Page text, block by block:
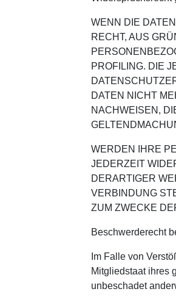
WENN DIE
RECHT, AUS
PROFILING. DIE
DATEN NICHT
NACHWEISEN,
WERDEN IHRE
JEDERZEIT
DERARTIGER
VERBINDUNG
ZUM ZWECKE
Beschwerde­recht
Im Falle von
Mitgliedstaat ihres
unbeschadet